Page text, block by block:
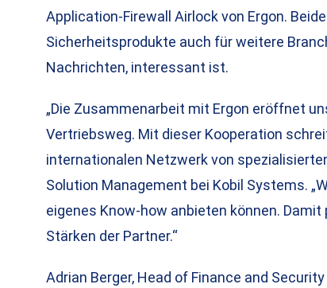
Application-Firewall Airlock von Ergon.
Sicherheitsprodukte auch für weitere
Nachrichten, interessant ist.
„Die Zusammenarbeit mit Ergon eröffnet
Vertriebsweg. Mit dieser Kooperation
internationalen Netzwerk von
Solution Management bei Kobil Systems.
eigenes Know-how anbieten können.
Stärken der Partner.“
Adrian Berger, Head of Finance and